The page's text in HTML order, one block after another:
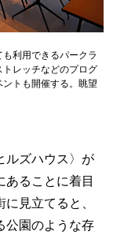
利用できるパークラ
レッチなどのプログ
トも開催する。眺望
ズハウス〉が
あることに着目
見立てると、
公園のような存